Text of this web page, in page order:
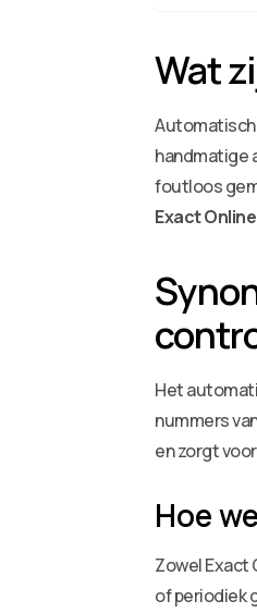
Wat
handmatige
foutloos
Exact Online
Het
nummers
en zorgt
Hoe
Zowel Exact
of periodiek